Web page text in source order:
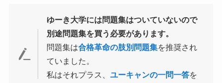
ゆーき大学には問題集はついていないので
別途問題集を買う必要があります。
問題集は合格革命の肢別問題集を推奨され
ていました。
私はそれプラス、ユーキャンの一問一答を